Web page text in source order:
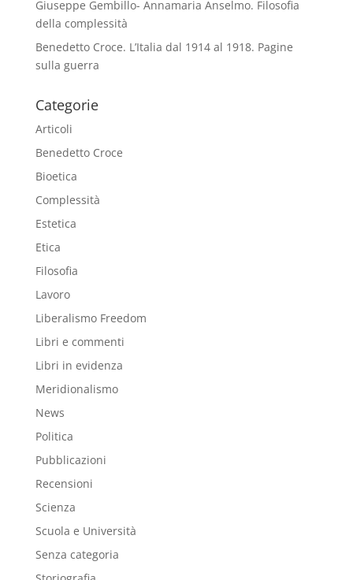
Giuseppe Gembillo- Annamaria Anselmo. Filosofia
della complessità
Benedetto Croce. L’Italia dal 1914 al 1918. Pagine
sulla guerra
Categorie
Articoli
Benedetto Croce
Bioetica
Complessità
Estetica
Etica
Filosofia
Lavoro
Liberalismo Freedom
Libri e commenti
Libri in evidenza
Meridionalismo
News
Politica
Pubblicazioni
Recensioni
Scienza
Scuola e Università
Senza categoria